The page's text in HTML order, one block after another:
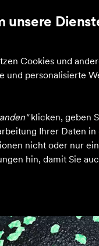
unsere
Cookies und
und personalisierte
klicken, geben
Ihrer Daten
nicht oder nur
hin, damit Sie
Kontakt